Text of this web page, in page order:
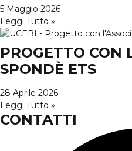
5 Maggio 2026
Leggi Tutto »
PROGETTO CON
SPONDÈ ETS
28 Aprile 2026
Leggi Tutto »
CONTATTI